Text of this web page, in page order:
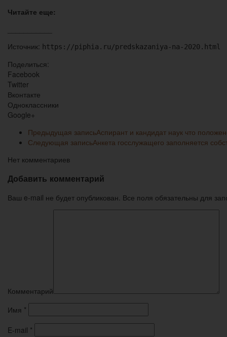
Читайте еще:
Источник: https://piphia.ru/predskazaniya-na-2020.html
Поделиться:
Facebook
Twitter
Вконтакте
Одноклассники
Google+
Предыдущая записьАспирант и кандидат наук что
Следующая записьАнкета госслужащего заполняется
Нет комментариев
Добавить комментарий
Ваш e-mail не будет опубликован. Все поля обязательны для
Комментарий
Имя *
E-mail *